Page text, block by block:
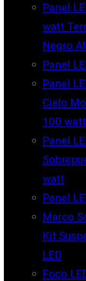
Panel
watt
Negro
Panel
Panel
Cielo
100 watt
Panel
watt
Panel
Marco
Kit
LED
Foco